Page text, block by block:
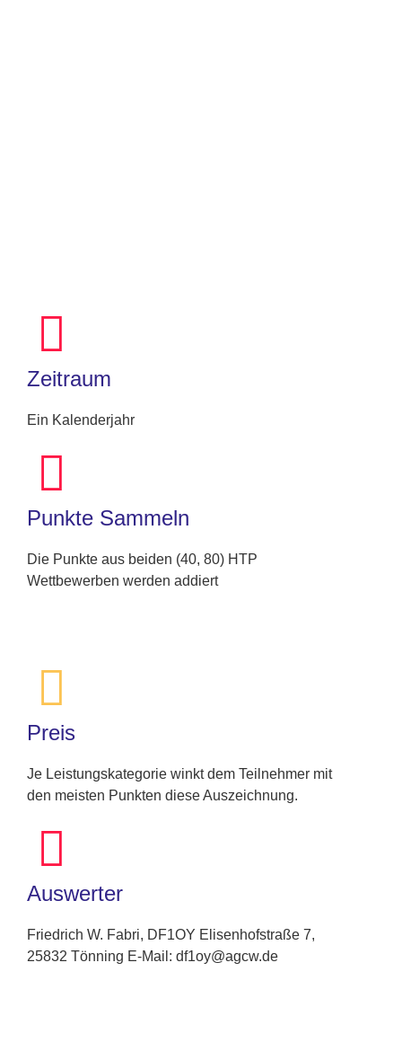
Zeitraum
Ein Kalenderjahr
Punkte Sammeln
Die Punkte aus beiden (40, 80) HTP
Wettbewerben werden addiert
Preis
Je Leistungskategorie winkt dem Teilnehmer mit
den meisten Punkten diese Auszeichnung.
Auswerter
Friedrich W. Fabri, DF1OY Elisenhofstraße 7,
25832 Tönning E-Mail: df1oy@agcw.de